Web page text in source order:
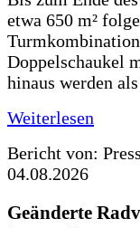
etwa 650 m²
Doppelschaukel
hinaus werden
Weiterlesen
Bericht von:
04.08.2026
Geänderte